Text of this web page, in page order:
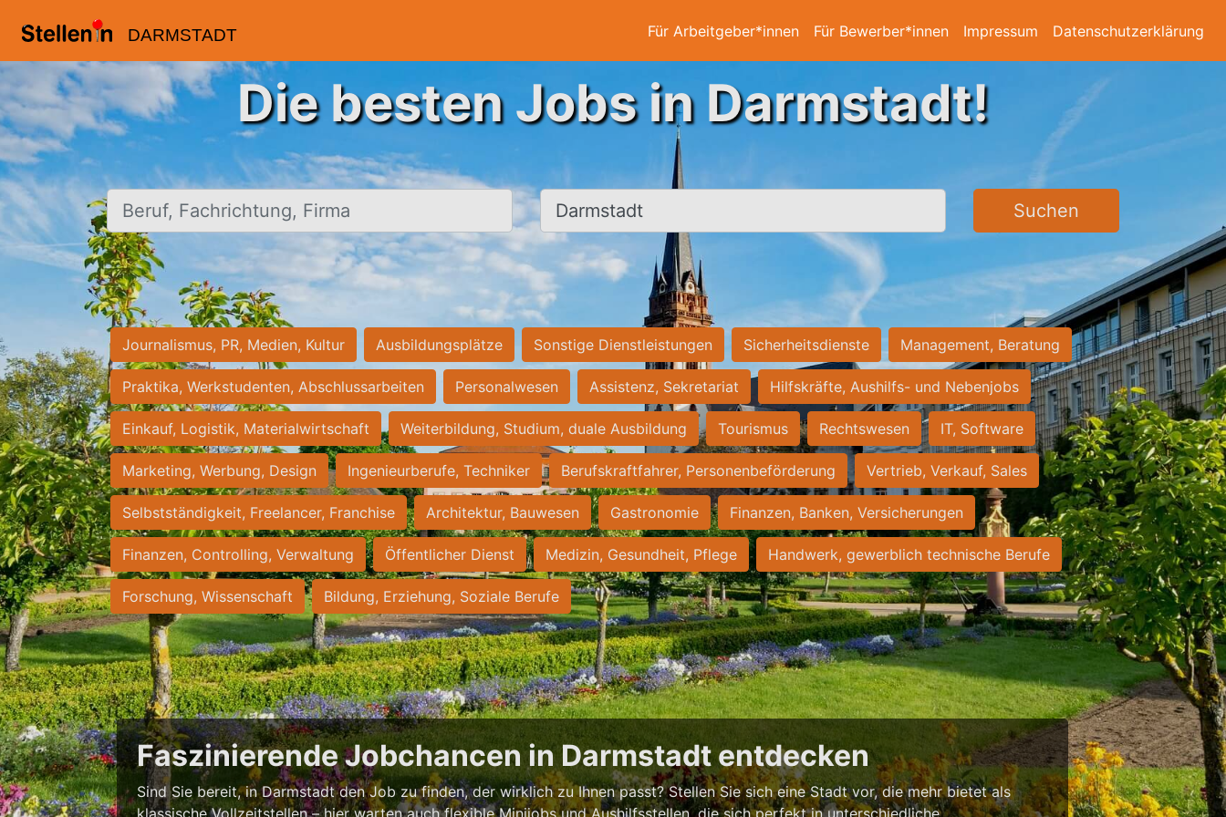
DARMSTADT Für Arbeitgeber*innen Für Bewerber*innen Impressum Datenschutzerklärung
Die besten Jobs in Darmstadt!
Beruf, Fachrichtung, Firma Ort, Stadt Suchen
Journalismus, PR, Medien, Kultur Ausbildungsplätze Sonstige Dienstleistungen Sicherheitsdienste Management, Beratung
Praktika, Werkstudenten, Abschlussarbeiten Personalwesen Assistenz, Sekretariat Hilfskräfte, Aushilfs- und Nebenjobs
Einkauf, Logistik, Materialwirtschaft Weiterbildung, Studium, duale Ausbildung Tourismus Rechtswesen IT, Software
Marketing, Werbung, Design Ingenieurberufe, Techniker Berufskraftfahrer, Personenbeförderung Vertrieb, Verkauf, Sales
Selbstständigkeit, Freelancer, Franchise Architektur, Bauwesen Gastronomie Finanzen, Banken, Versicherungen
Finanzen, Controlling, Verwaltung Öffentlicher Dienst Medizin, Gesundheit, Pflege Handwerk, gewerblich technische Berufe
Forschung, Wissenschaft Bildung, Erziehung, Soziale Berufe
Faszinierende Jobchancen in Darmstadt entdecken
Sind Sie bereit, in Darmstadt den Job zu finden, der wirklich zu Ihnen passt? Stellen Sie sich eine Stadt vor, die mehr bietet als